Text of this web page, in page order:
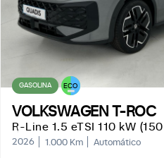
GASOLINA ECO
VOLKSWAGEN T-ROC
R-Line 1.5 eTSI 110 kW (150
2026 1.000 Km Automático